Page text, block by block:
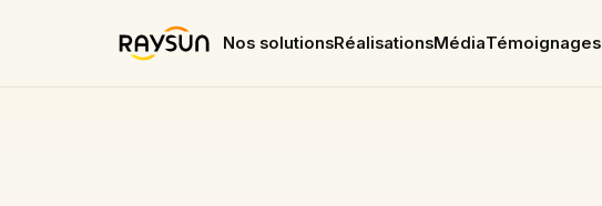
Nos solutionsRéalisationsMédiaTémoignages